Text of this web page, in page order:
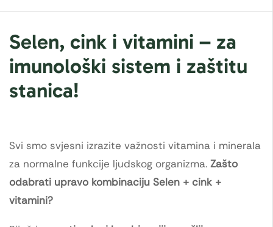
Selen, cink i vitamini – za
imunološki sistem i zaštitu
stanica!
Svi smo svjesni izrazite važnosti vitamina i minerala
za normalne funkcije ljudskog organizma. Zašto
odabrati upravo kombinaciju Selen + cink +
vitamini?